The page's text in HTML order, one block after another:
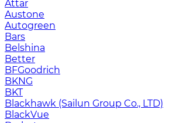
Attar
Austone
Autogreen
Bars
Belshina
Better
BFGoodrich
BKNG
BKT
Blackhawk (Sailun Group Co., LTD)
BlackVue